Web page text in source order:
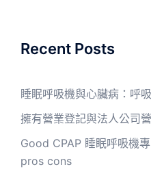
Recent Posts
睡眠呼吸機與心臟病：呼
擁有營業登記與法人公司
Good CPAP 睡眠呼吸機
pros cons